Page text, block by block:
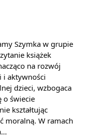
Szymka w grupie
książek
na rozwój
i aktywności
dzieci, wzbogaca
o świecie
kształtując
moralną. W ramach